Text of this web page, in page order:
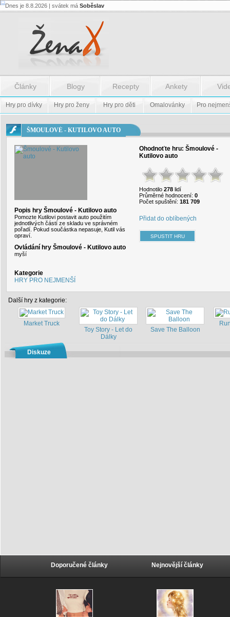
Flash.nazev
Flash.nazev
Dnes je 8.8.2026 | svátek má Soběslav
Články Blogy Recepty Ankety
Hry pro dívky Hry pro ženy Hry pro děti Omalovánky Pro
ŠMOULOVÉ - KUTILOVO AUTO
Popis hry Šmoulové - Kutilovo auto
Pomozte Kutilovi postavit auto použitím
jednotlivých částí ze skladu ve správném
pořadí. Pokud součástka nepasuje, Kutil vás
opraví.
Ovládání hry Šmoulové - Kutilovo auto
myší
Kategorie
HRY PRO NEJMENŠÍ
Ohodnoťte hru: Šmoulové -
Kutilovo auto
Hodnotilo 278 lidí
Průměrné hodnocení: 0
Počet spuštění: 181 709
Přidat do oblíbených
Další hry z kategorie:
Market Truck
Toy Story - Let do
Dálky
Save The Balloon
Diskuze
Doporučené články Nejnovější články